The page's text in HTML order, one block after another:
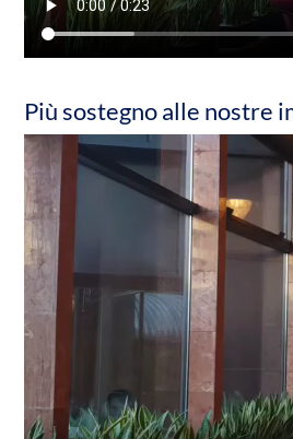
Più sostegno alle nostre